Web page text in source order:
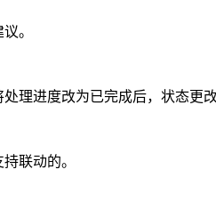
。
理进度改为已完成后，状态更
联动的。